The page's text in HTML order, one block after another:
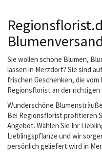
Sie wollen schöne Blumen,
lassen in Merzdorf? Sie sind
frischen Geschenken, die vom
Regionsflorist an der richtigen
Wunderschöne
Bei Regionsflorist profitieren
Angebot. Wählen Sie Ihr
Lieblingspflanze und wir
persönlich geliefert wird in